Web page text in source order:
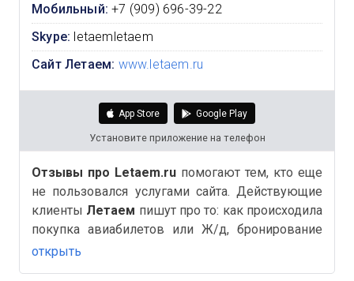
Мобильный: +7 (909) 696-39-22
Skype: letaemletaem
Сайт Летаем: www.letaem.ru
App Store Google Play
Установите приложение на телефон
Отзывы про Letaem.ru помогают тем, кто еще
не пользовался услугами сайта. Действующие
клиенты Летаем пишут про то: как происходила
покупка авиабилетов или Ж/д, бронирование
отелей, быстро ли был оформлен возврат
открыть